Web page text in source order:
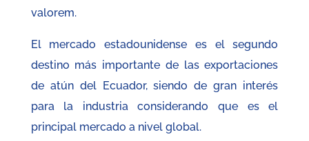
valorem.
El mercado estadounidense es el segundo
destino más importante de las exportaciones
de atún del Ecuador, siendo de gran interés
para la industria considerando que es el
principal mercado a nivel global.